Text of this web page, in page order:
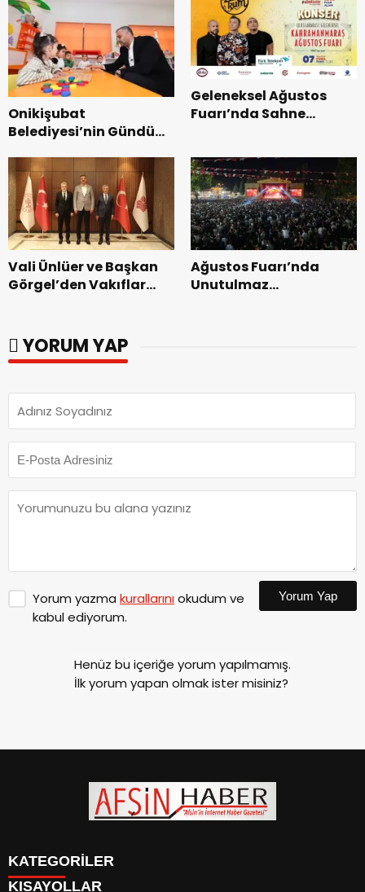
Onikişubat
Belediyesi’nin Gündüz
dönemin ön kayıtları
başladı.
Geleneksel Ağustos
Fuarı’nda Sahne
Vali Ünlüer ve Başkan
Görgel’den Vakıflar
Ağustos Fuarı’nda
Unutulmaz
YORUM YAP
Yorum yazma kurallarınıokudum ve
kabul ediyorum.
Yorum Yap
Henüz bu içeriğe yorum yapılmamış.
İlk yorum yapan olmak ister misiniz?
KATEGORİLER
KISAYOLLAR